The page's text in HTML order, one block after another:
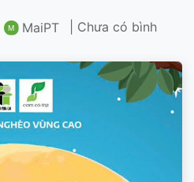
MaiPT
| Chưa có bình